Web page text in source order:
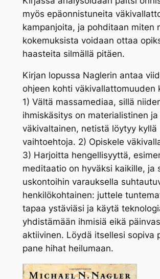
myös epäonnistuneita
kampanjoita, ja pohditaan miten
kokemuksista voidaan ottaa
haasteita silmällä pitäen.
Kirjan lopussa Naglerin antaa
ohjeen kohti väkivallattomuuden
1) Vältä massamediaa, sillä
ihmiskäsitys on materialistinen ja
väkivaltainen, netistä löytyy kyllä
vaihtoehtoja. 2) Opiskele
3) Harjoitta hengellisyyttä,
meditaatio on hyväksi kaikille, ja
uskontoihin varauksella
henkilökohtainen: juttele
tapaa ystäviäsi ja käytä
yhdistämään ihmisiä eikä
aktiivinen. Löydä itsellesi sopiva
pane hihat heilumaan.